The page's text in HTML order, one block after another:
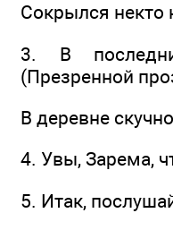
Сокрылся некто
3. В
(Презренной
В деревне
4. Увы, Зарема,
5. Итак,